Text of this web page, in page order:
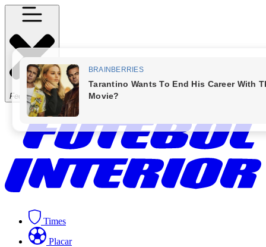
Fechar Menu
Times
Placar